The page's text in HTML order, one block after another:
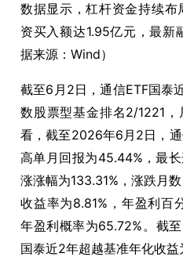
数据显示，杠杆资金持续布
资买入额达1.95亿元，最新
据来源：Wind）
截至6月2日，通信ETF国泰
数股票型基金排名2/1221，
看，截至2026年6月2日，
高单月回报为45.44%，最
涨涨幅为133.31%，涨跌月
收益率为8.81%，年盈利百
年盈利概率为65.72%。截
国泰近2年超越基准年化收益